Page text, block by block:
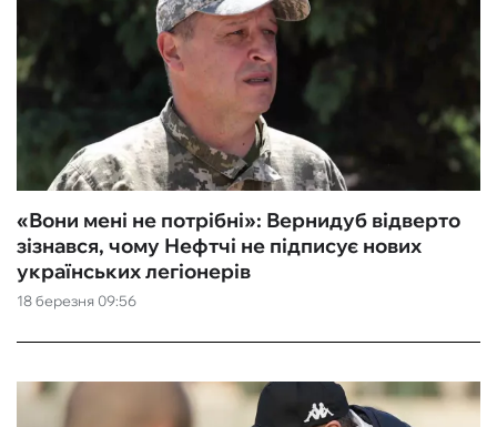
18 березня 09:56
«Вони мені не потрібні»: Вернидуб відверто
зізнався, чому Нефтчі не підписує нових
українських легіонерів